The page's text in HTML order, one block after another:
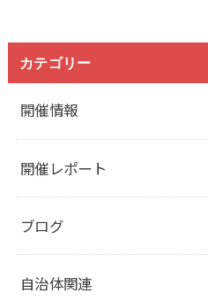
カテゴリー
開催情報
開催レポート
ブログ
自治体関連